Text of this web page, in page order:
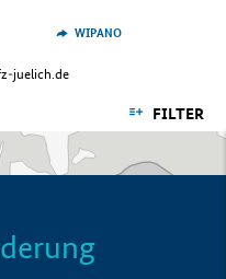
juelich.de
WIPANO
FILTER